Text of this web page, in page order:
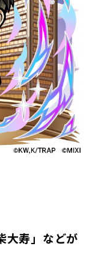
大寿」などが